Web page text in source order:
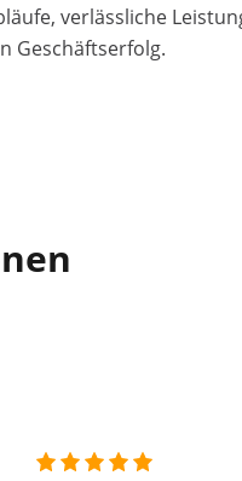
verlässliche
Geschäftserfolg.